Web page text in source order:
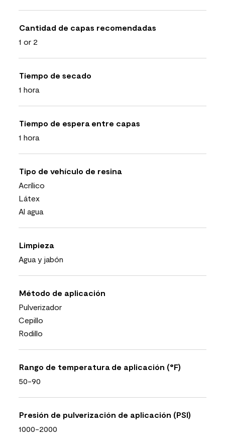
Cantidad de capas recomendadas
1 or 2
Tiempo de secado
1 hora
Tiempo de espera entre capas
1 hora
Tipo de vehículo de resina
Acrílico
Látex
Al agua
Limpieza
Agua y jabón
Método de aplicación
Pulverizador
Cepillo
Rodillo
Rango de temperatura de aplicación (°F)
50-90
Presión de pulverización de aplicación (PSI)
1000-2000